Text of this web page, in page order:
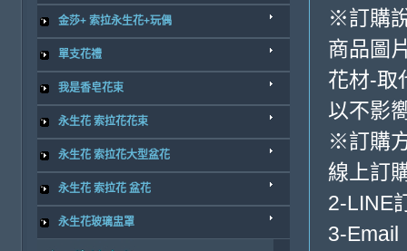
金莎+ 索拉永生花+玩偶
單支花禮
我是香皂花束
永生花 索拉花花束
永生花 索拉花大型盆花
永生花 索拉花 盆花
永生花玻璃盅罩
※訂購
商品圖
花材-取
以不影
※訂購
線上訂
2-LINE
3-Email